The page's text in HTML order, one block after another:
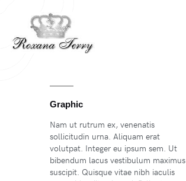
Graphic
Nam ut rutrum ex, venenatis
sollicitudin urna. Aliquam erat
volutpat. Integer eu ipsum sem. Ut
bibendum lacus vestibulum maximus
suscipit. Quisque vitae nibh iaculis